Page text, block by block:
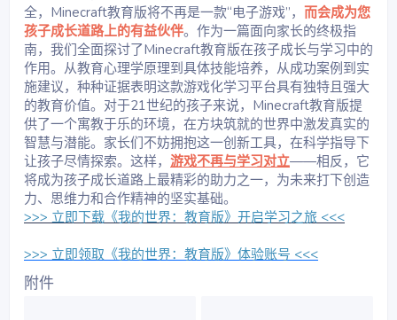
全，Minecraft教育版将不再是一款“电子游戏”， 而会成为您
孩子成长道路上的有益伙伴。作为一篇面向家长的终极指
南，我们全面探讨了Minecraft教育版在孩子成长与学习中的
作用。从教育心理学原理到具体技能培养，从成功案例到实
施建议，种种证据表明这款游戏化学习平台具有独特且强大
的教育价值。对于21世纪的孩子来说，Minecraft教育版提
供了一个寓教于乐的环境，在方块筑就的世界中激发真实的
智慧与潜能。家长们不妨拥抱这一创新工具，在科学指导下
让孩子尽情探索。这样， 游戏不再与学习对立——相反，它
将成为孩子成长道路上最精彩的助力之一，为未来打下创造
力、思维力和合作精神的坚实基础。
>>> 立即下载《我的世界：教育版》开启学习之旅 <<<
>>> 立即领取《我的世界：教育版》体验账号 <<<
附件